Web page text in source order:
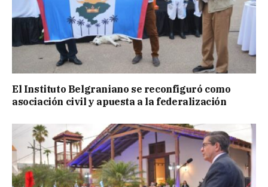
El Instituto Belgraniano se reconfiguró como
asociación civil y apuesta a la federalización